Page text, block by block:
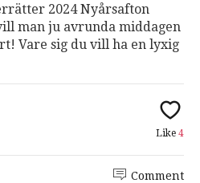
2024 Nyårsafton
man ju avrunda middagen
Vare sig du vill ha en lyxig
Like 4
Comment